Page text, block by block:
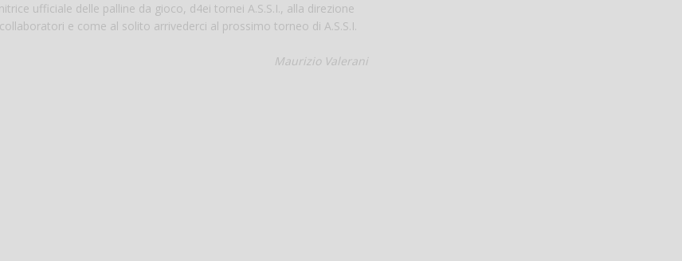
ufficiale delle palline da gioco, d4ei tornei A.S.S.I., alla direzione
e come al solito arrivederci al prossimo torneo di A.S.S.I.
Maurizio Valerani